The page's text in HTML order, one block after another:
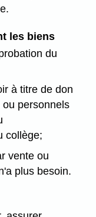
les biens
du
à titre de don
personnels
collège;
vente ou
plus besoin.